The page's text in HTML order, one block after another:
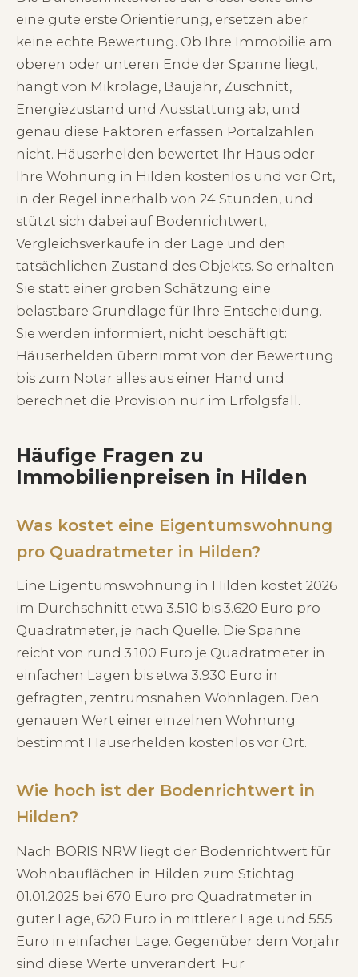
eine gute erste Orientierung, ersetzen aber
keine echte Bewertung. Ob Ihre Immobilie am
oberen oder unteren Ende der Spanne liegt,
hängt von Mikrolage, Baujahr, Zuschnitt,
Energiezustand und Ausstattung ab, und
genau diese Faktoren erfassen Portalzahlen
nicht. Häuserhelden bewertet Ihr Haus oder
Ihre Wohnung in Hilden kostenlos und vor Ort,
in der Regel innerhalb von 24 Stunden, und
stützt sich dabei auf Bodenrichtwert,
Vergleichsverkäufe in der Lage und den
tatsächlichen Zustand des Objekts. So erhalten
Sie statt einer groben Schätzung eine
belastbare Grundlage für Ihre Entscheidung.
Sie werden informiert, nicht beschäftigt:
Häuserhelden übernimmt von der Bewertung
bis zum Notar alles aus einer Hand und
berechnet die Provision nur im Erfolgsfall.
Häufige Fragen zu
Immobilienpreisen in Hilden
Was kostet eine Eigentumswohnung
pro Quadratmeter in Hilden?
Eine Eigentumswohnung in Hilden kostet 2026
im Durchschnitt etwa 3.510 bis 3.620 Euro pro
Quadratmeter, je nach Quelle. Die Spanne
reicht von rund 3.100 Euro je Quadratmeter in
einfachen Lagen bis etwa 3.930 Euro in
gefragten, zentrumsnahen Wohnlagen. Den
genauen Wert einer einzelnen Wohnung
bestimmt Häuserhelden kostenlos vor Ort.
Wie hoch ist der Bodenrichtwert in
Hilden?
Nach BORIS NRW liegt der Bodenrichtwert für
Wohnbauflächen in Hilden zum Stichtag
01.01.2025 bei 670 Euro pro Quadratmeter in
guter Lage, 620 Euro in mittlerer Lage und 555
Euro in einfacher Lage. Gegenüber dem Vorjahr
sind diese Werte unverändert. Für